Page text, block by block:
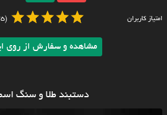
امتیاز کاربران (775)
مشاهده و سفارش از روی
دستبند طلا و سنگ